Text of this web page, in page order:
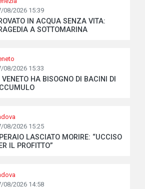
08/2026 15:39
IN ACQUA SENZA VITA:
A SOTTOMARINA
08/2026 15:33
VENETO HA BISOGNO DI BACINI DI
08/2026 15:25
LASCIATO MORIRE: “UCCISO
IL PROFITTO”
08/2026 14:58